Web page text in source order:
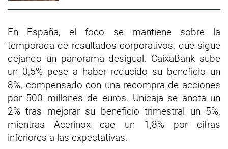
En España, el foco se mantiene sobre la
temporada de resultados corporativos, que sigue
dejando un panorama desigual. CaixaBank sube
un 0,5% pese a haber reducido su beneficio un
8%, compensado con una recompra de acciones
por 500 millones de euros. Unicaja se anota un
2% tras mejorar su beneficio trimestral un 5%,
mientras Acerinox cae un 1,8% por cifras
inferiores a las expectativas.